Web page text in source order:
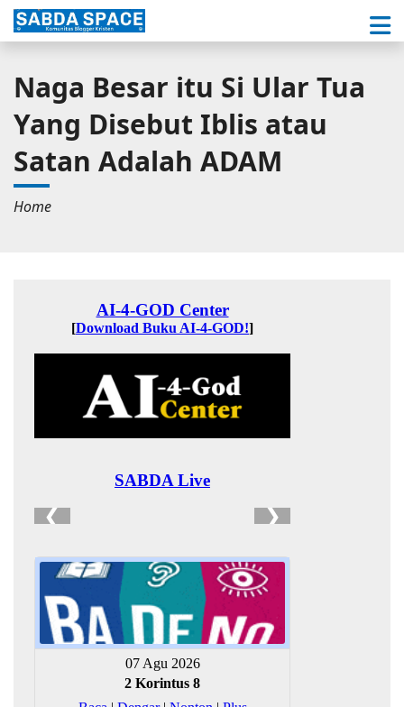
Naga Besar itu Si Ular Tua
Yang Disebut Iblis atau
Satan Adalah ADAM
Home